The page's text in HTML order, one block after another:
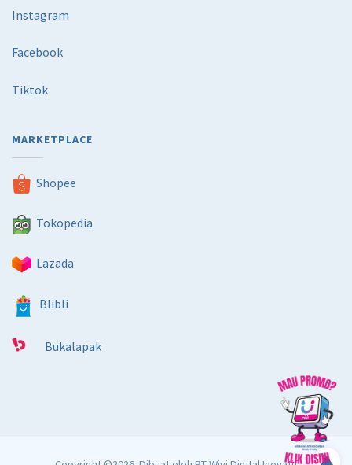
Instagram
Facebook
Tiktok
MARKETPLACE
Shopee
Tokopedia
Lazada
Blibli
Bukalapak